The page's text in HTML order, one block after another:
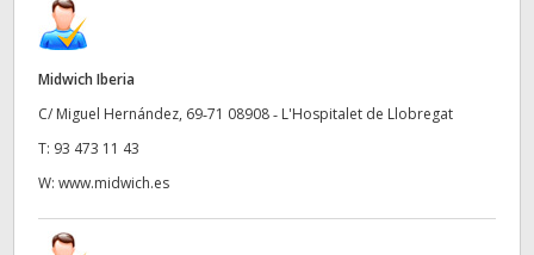
Midwich Iberia
C/ Miguel Hernández, 69‑71 08908 ‑ L'Hospitalet de Llobregat
T: 93 473 11 43
W: www.midwich.es